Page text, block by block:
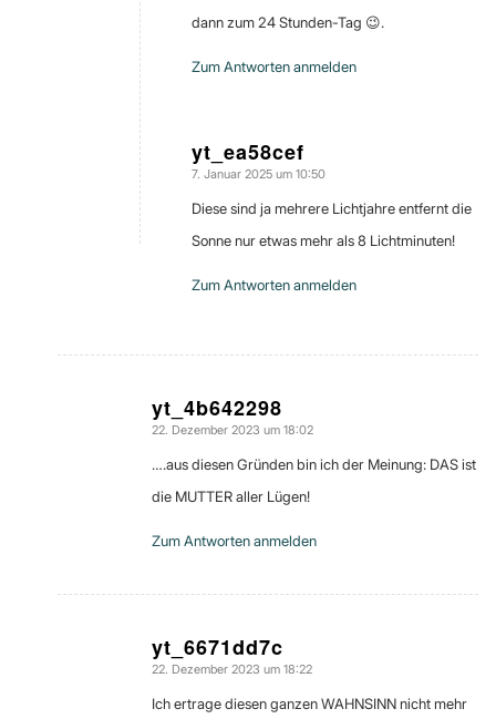
dann zum 24 Stunden-Tag 😉.
Zum Antworten anmelden
yt_ea58cef
sagte:
7. Januar 2025 um 10:50
Diese sind ja mehrere Lichtjahre entfernt die
Sonne nur etwas mehr als 8 Lichtminuten!
Zum Antworten anmelden
yt_4b642298
sagte:
22. Dezember 2023 um 18:02
….aus diesen Gründen bin ich der Meinung: DAS ist
die MUTTER aller Lügen!
Zum Antworten anmelden
yt_6671dd7c
sagte:
22. Dezember 2023 um 18:22
Ich ertrage diesen ganzen WAHNSINN nicht mehr